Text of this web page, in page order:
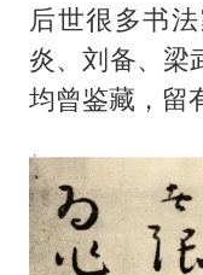
后世很多书
炎、刘备、梁
均曾鉴藏，留